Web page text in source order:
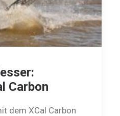
Carbon
dem XCal Carbon